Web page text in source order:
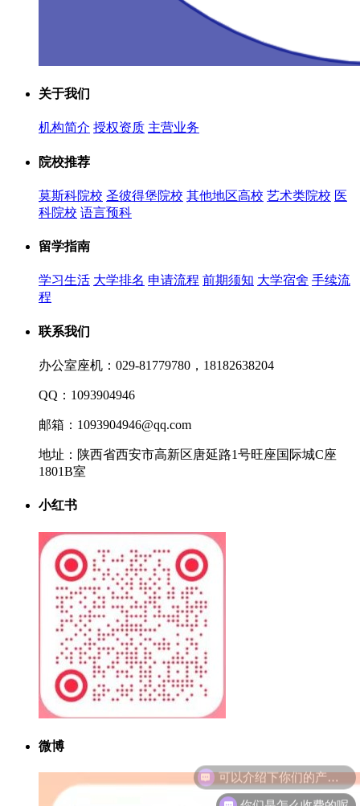
关于我们
机构简介 授权资质 主营业务
院校推荐
莫斯科院校 圣彼得堡院校 其他地区高校 艺术类院校 医
科院校 语言预科
留学指南
学习生活 大学排名 申请流程 前期须知 大学宿舍 手续流
程
联系我们
办公室座机：029-81779780，18182638204
QQ：1093904946
邮箱：1093904946@qq.com
地址：陕西省西安市高新区唐延路1号旺座国际城C座
1801B室
小红书
微博
你们是怎么收费的呢